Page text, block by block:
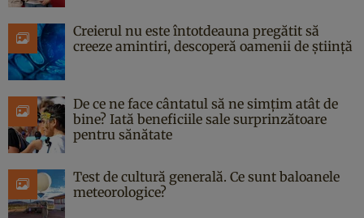
Creierul nu este întotdeauna pregătit să
creeze amintiri, descoperă oamenii de știință
De ce ne face cântatul să ne simțim atât de
bine? Iată beneficiile sale surprinzătoare
pentru sănătate
Test de cultură generală. Ce sunt baloanele
meteorologice?